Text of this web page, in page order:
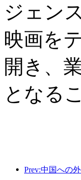
ジェン
映画を
開き、
となる